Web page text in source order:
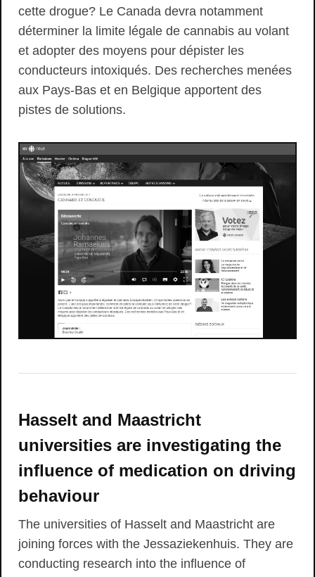
cette drogue? Le Canada devra notamment
déterminer la limite légale de cannabis au volant
et adopter des moyens pour dépister les
conducteurs intoxiqués. Des recherches menées
aux Pays-Bas et en Belgique apportent des
pistes de solutions.
Hasselt and Maastricht
universities are investigating the
influence of medication on driving
behaviour
The universities of Hasselt and Maastricht are
joining forces with the Jessaziekenhuis. They are
conducting research into the influence of